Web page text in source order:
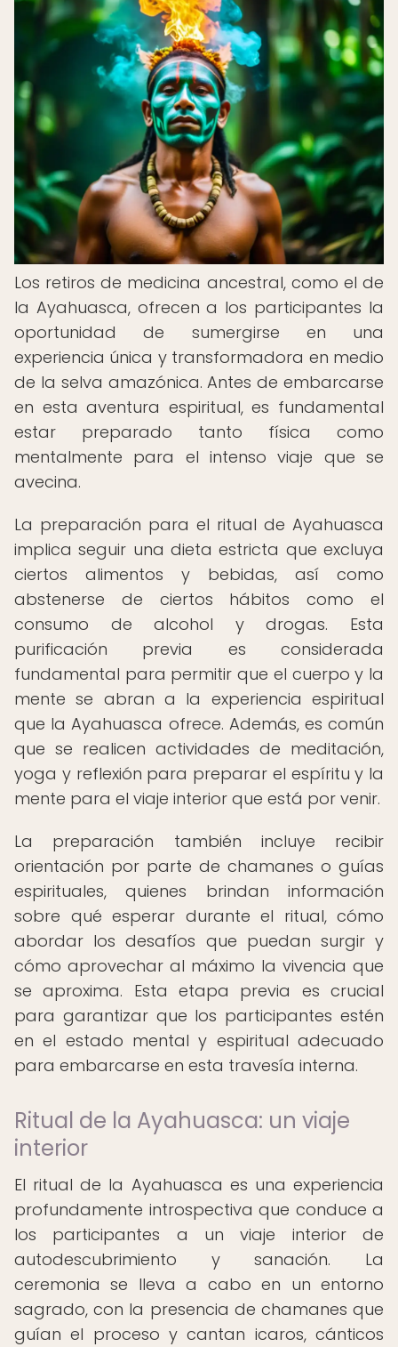
Los retiros de medicina ancestral, como el de
la Ayahuasca, ofrecen a los participantes la
oportunidad de sumergirse en una
experiencia única y transformadora en medio
de la selva amazónica. Antes de embarcarse
en esta aventura espiritual, es fundamental
estar preparado tanto física como
mentalmente para el intenso viaje que se
avecina.
La preparación para el ritual de Ayahuasca
implica seguir una dieta estricta que excluya
ciertos alimentos y bebidas, así como
abstenerse de ciertos hábitos como el
consumo de alcohol y drogas. Esta
purificación previa es considerada
fundamental para permitir que el cuerpo y la
mente se abran a la experiencia espiritual
que la Ayahuasca ofrece. Además, es común
que se realicen actividades de meditación,
yoga y reflexión para preparar el espíritu y la
mente para el viaje interior que está por venir.
La preparación también incluye recibir
orientación por parte de chamanes o guías
espirituales, quienes brindan información
sobre qué esperar durante el ritual, cómo
abordar los desafíos que puedan surgir y
cómo aprovechar al máximo la vivencia que
se aproxima. Esta etapa previa es crucial
para garantizar que los participantes estén
en el estado mental y espiritual adecuado
para embarcarse en esta travesía interna.
Ritual de la Ayahuasca: un viaje
interior
El ritual de la Ayahuasca es una experiencia
profundamente introspectiva que conduce a
los participantes a un viaje interior de
autodescubrimiento y sanación. La
ceremonia se lleva a cabo en un entorno
sagrado, con la presencia de chamanes que
guían el proceso y cantan icaros, cánticos